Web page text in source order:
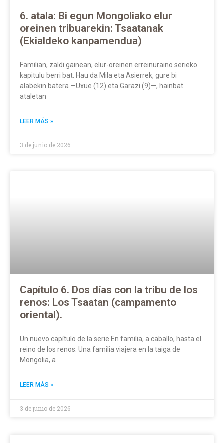
6. atala: Bi egun Mongoliako elur
oreinen tribuarekin: Tsaatanak
(Ekialdeko kanpamendua)
Familian, zaldi gainean, elur-oreinen erreinuraino serieko
kapitulu berri bat. Hau da Mila eta Asierrek, gure bi
alabekin batera —Uxue (12) eta Garazi (9)—, hainbat
ataletan
LEER MÁS »
3 de junio de 2026
Capítulo 6. Dos días con la tribu de los
renos: Los Tsaatan (campamento
oriental).
Un nuevo capítulo de la serie En familia, a caballo, hasta el
reino de los renos. Una familia viajera en la taiga de
Mongolia, a
LEER MÁS »
3 de junio de 2026